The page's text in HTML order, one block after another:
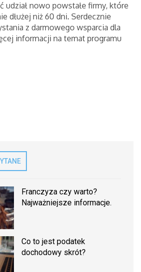
udział nowo powstałe firmy, które
dłużej niż 60 dni. Serdecznie
z darmowego wsparcia dla
informacji na temat programu
Franczyza czy warto?
Najważniejsze informacje.
Co to jest podatek
dochodowy skrót?